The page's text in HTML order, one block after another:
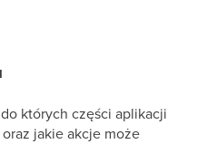
których części aplikacji
jakie akcje może